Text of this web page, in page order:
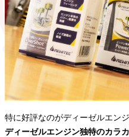
特に好評なのがディーゼルエン
ディーゼルエンジン独特のカラ